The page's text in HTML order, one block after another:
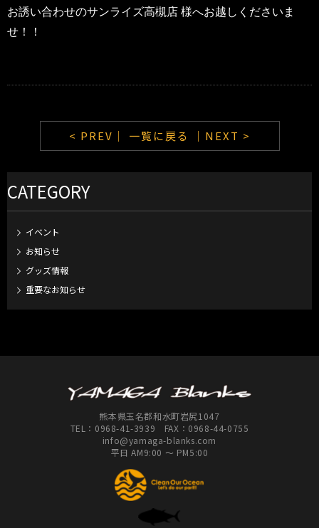
お誘い合わせのサンライズ高槻店 様へお越しくださいま
せ！！
< PREV｜ 一覧に戻る ｜NEXT >
CATEGORY
イベント
お知らせ
グッズ情報
重要なお知らせ
熊本県玉名郡和水町岩尻1047
TEL： 0968-41-3939 FAX：0968-44-0755
info@yamaga-blanks.com
平日 AM9:00 ～ PM5:00